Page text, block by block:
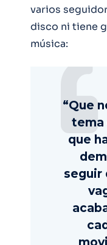
varios
disco ni tiene
música:
“Que
tema
que
seguir